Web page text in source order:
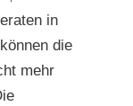
in
die
mehr